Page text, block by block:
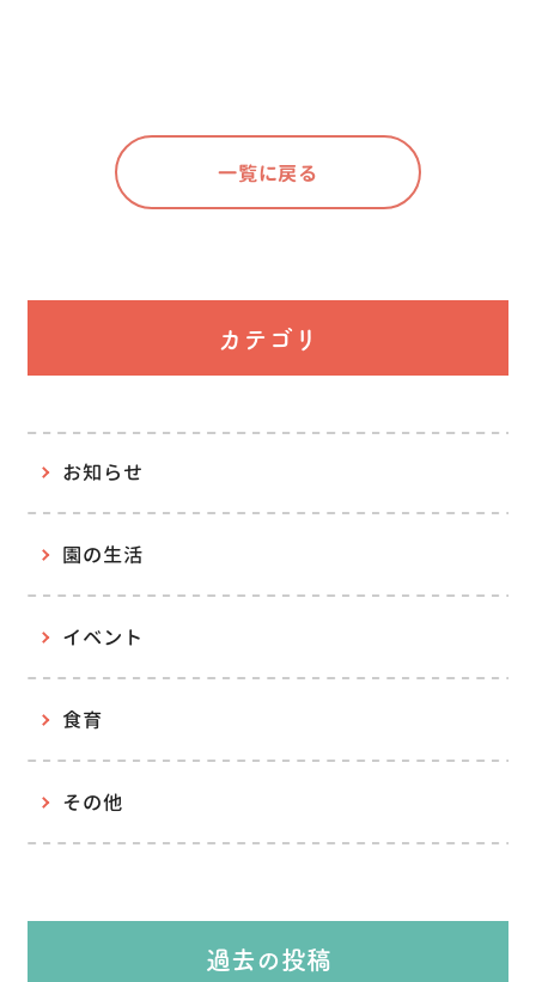
一覧に戻る
カテゴリ
お知らせ
園の生活
イベント
食育
その他
過去の投稿